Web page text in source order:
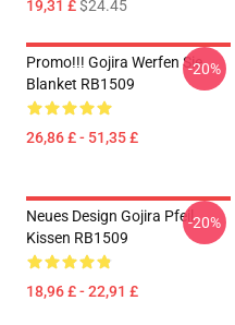
19,31 £$24.45
Promo!!! Gojira Werfen Sie
Blanket RB1509
26,86 £ - 51,35 £
-20%
Neues Design Gojira Pfeil
Kissen RB1509
18,96 £ - 22,91 £
-20%